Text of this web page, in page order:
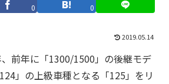
0
0
2019.05.14
前年に「1300/1500」の後継モデ
」の上級車種となる「125」をリ